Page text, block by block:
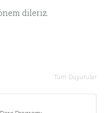
dileriz.
Tüm Duyurular